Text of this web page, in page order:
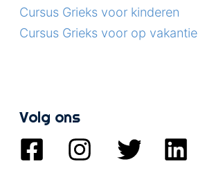
Cursus Grieks voor kinderen
Cursus Grieks voor op vakantie
Volg ons